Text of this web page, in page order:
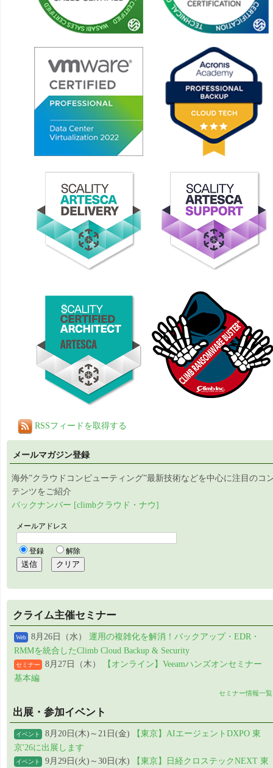
RSSフィードを取得する
メールマガジン登録
海外”クラウドコンピューティング”最新技術などを中心に注目のコ
テンツをご紹介
バックナンバー [climbクラウド・ナウ]
クライム主催セミナー
Web 8月26日（水） 運用の複雑化を解消！バックアップ・EDR・
RMMを統合したClimb Cloud Backup & Security
セミナー 8月27日（木）
【オンライン】Veeamハンズオンセミナー
基本編
セミナー情報一覧
出展・参加イベント
イベント 8月20日(木)～21日(金)
【東京】AIエージェントDXPO 東
京'26に出展します
イベント 9月29日(火)～30日(水) 【東京】日経クロステックNEXT 東